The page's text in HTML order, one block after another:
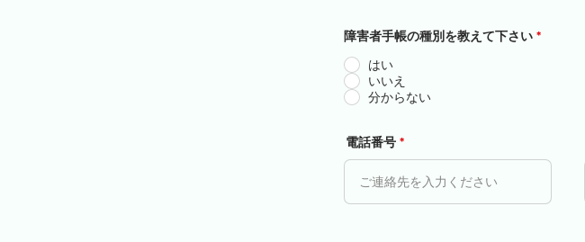
障害者手帳の種別を教えて下さい *
はい
いいえ
分からない
電話番号